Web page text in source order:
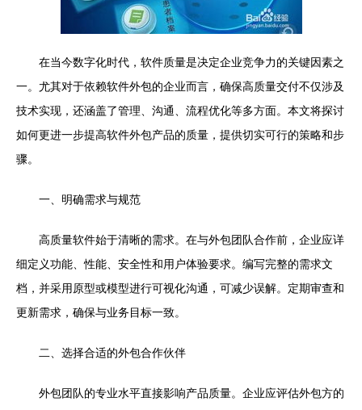
在当今数字化时代，软件质量是决定企业竞争力的关键因素之
一。尤其对于依赖软件外包的企业而言，确保高质量交付不仅涉及
技术实现，还涵盖了管理、沟通、流程优化等多方面。本文将探讨
如何更进一步提高软件外包产品的质量，提供切实可行的策略和步
骤。
一、明确需求与规范
高质量软件始于清晰的需求。在与外包团队合作前，企业应详
细定义功能、性能、安全性和用户体验要求。编写完整的需求文
档，并采用原型或模型进行可视化沟通，可减少误解。定期审查和
更新需求，确保与业务目标一致。
二、选择合适的外包合作伙伴
外包团队的专业水平直接影响产品质量。企业应评估外包方的